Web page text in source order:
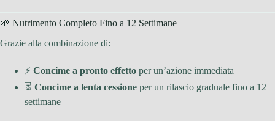
🌱 Nutrimento Completo Fino a 12 Settimane
Grazie alla combinazione di:
⚡ Concime a pronto effetto per un’azione immediata
⏳ Concime a lenta cessione per un rilascio graduale fino a 12
settimane